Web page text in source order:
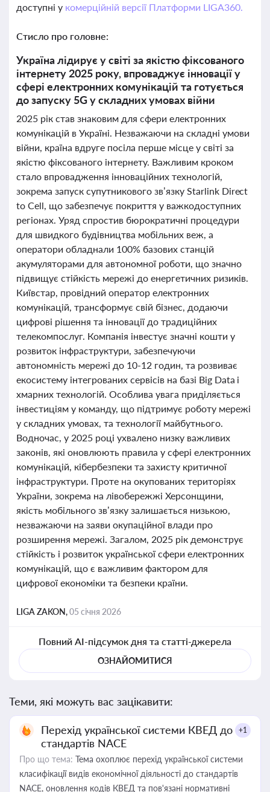
доступні у комерційній версії Платформи LIGA360.
Стисло про головне:
Україна лідирує у світі за якістю фіксованого
інтернету 2025 року, впроваджує інновації у
сфері електронних комунікацій та готується
до запуску 5G у складних умовах війни
2025 рік став знаковим для сфери електронних
комунікацій в Україні. Незважаючи на складні умови
війни, країна вдруге посіла перше місце у світі за
якістю фіксованого інтернету. Важливим кроком
стало впровадження інноваційних технологій,
зокрема запуск супутникового зв’язку Starlink Direct
to Cell, що забезпечує покриття у важкодоступних
регіонах. Уряд спростив бюрократичні процедури
для швидкого будівництва мобільних веж, а
оператори обладнали 100% базових станцій
акумуляторами для автономної роботи, що значно
підвищує стійкість мережі до енергетичних ризиків.
Київстар, провідний оператор електронних
комунікацій, трансформує свій бізнес, додаючи
цифрові рішення та інновації до традиційних
телекомпослуг. Компанія інвестує значні кошти у
розвиток інфраструктури, забезпечуючи
автономність мережі до 10-12 годин, та розвиває
екосистему інтегрованих сервісів на базі Big Data і
хмарних технологій. Особлива увага приділяється
інвестиціям у команду, що підтримує роботу мережі
у складних умовах, та технології майбутнього.
Водночас, у 2025 році ухвалено низку важливих
законів, які оновлюють правила у сфері електронних
комунікацій, кібербезпеки та захисту критичної
інфраструктури. Проте на окупованих територіях
України, зокрема на лівобережжі Херсонщини,
якість мобільного зв’язку залишається низькою,
незважаючи на заяви окупаційної влади про
розширення мережі. Загалом, 2025 рік демонструє
стійкість і розвиток української сфери електронних
комунікацій, що є важливим фактором для
цифрової економіки та безпеки країни.
LIGA ZAKON,05 січня 2026
Повний AI-підсумок дня та статті-джерела
ОЗНАЙОМИТИСЯ
Теми, які можуть вас зацікавити:
Перехід української системи КВЕД до
стандартів NACE
+1
Про що тема: Тема охоплює перехід української системи
класифікації видів економічної діяльності до стандартів
NACE, оновлення кодів КВЕД та пов'язані нормативні